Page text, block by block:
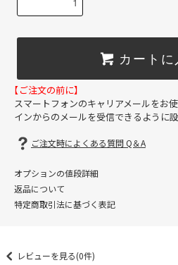
カートに
【ご注文の前に】
スマートフォンのキャリアメールをお
インからのメールを受信できるように
ご注文時によくある質問 Q＆A
オプションの値段詳細
返品について
特定商取引法に基づく表記
レビューを見る(0件)